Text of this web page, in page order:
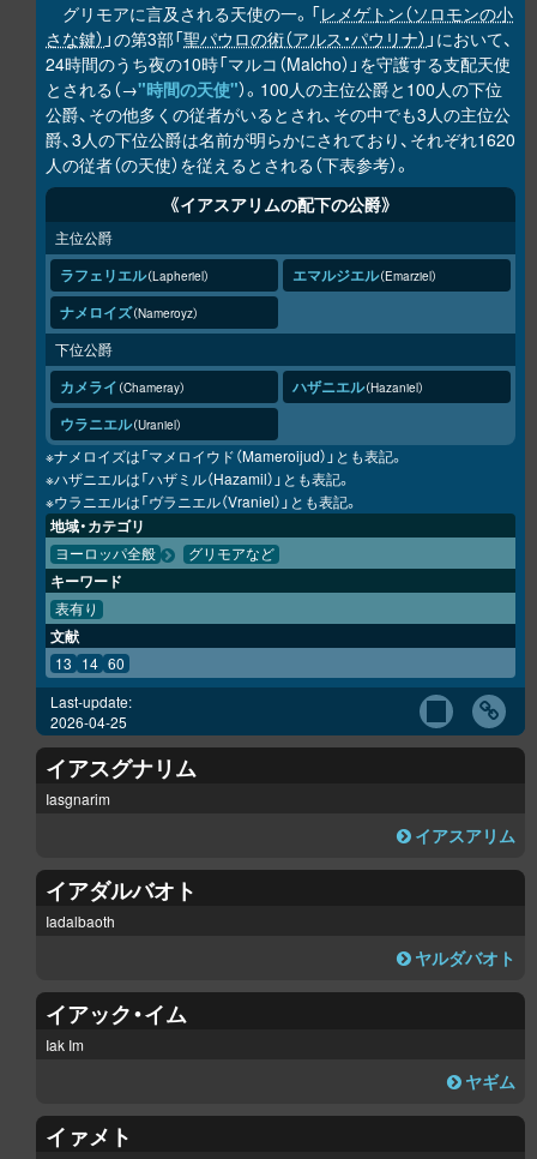
グリモアに言及される天使の一。「レメゲトン（ソロモンの小
さな鍵） 」の第3部「聖パウロの術（アルス・パウリナ） 」において、
24時間のうち夜の10時「マルコ（Malcho）」を守護する支配天使
とされる（→"時間の天使"）。100人の主位公爵と100人の下位
公爵、その他多くの従者がいるとされ、その中でも3人の主位公
爵、3人の下位公爵は名前が明らかにされており、それぞれ1620
人の従者（の天使）を従えるとされる（下表参考）。
《イアスアリムの配下の公爵》
主位公爵
ラフェリエル Lapheriel エマルジエル Emarziel
ナメロイズ Nameroyz
下位公爵
カメライ Chameray ハザニエル Hazaniel
ウラニエル Uraniel
※ナメロイズは「マメロイウド（Mameroijud）」とも表記。
※ハザニエルは「ハザミル（Hazamil）」とも表記。
※ウラニエルは「ヴラニエル（Vraniel）」とも表記。
地域・カテゴリ
ヨーロッパ全般 グリモアなど
キーワード
表有り
文献
13 14 60
Last-update:
2026-04-25
イアスグナリム
Iasgnarim
イアスアリム
イアダルバオト
Iadalbaoth
ヤルダバオト
イアック・イム
Iak Im
ヤギム
イァメト